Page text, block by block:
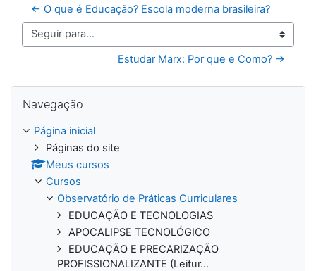
← O que é Educação? Escola moderna brasileira?
Seguir para...
Estudar Marx: Por que e Como? →
Navegação
Página inicial
Páginas do site
Meus cursos
Cursos
Observatório de Práticas Curriculares
EDUCAÇÃO E TECNOLOGIAS
APOCALIPSE TECNOLÓGICO
EDUCAÇÃO E PRECARIZAÇÃO
PROFISSIONALIZANTE (Leitur...